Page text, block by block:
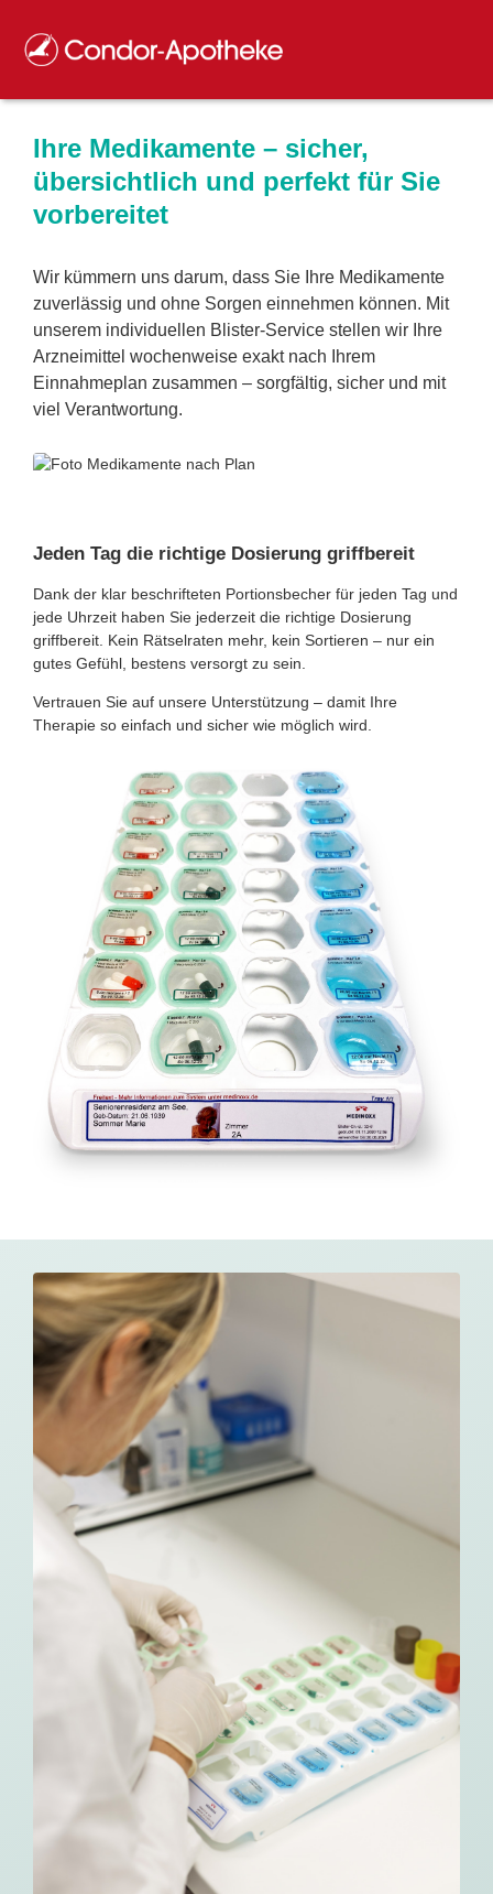
Ihre Medikamente – sicher,
übersichtlich und perfekt für Sie
vorbereitet
Wir kümmern uns darum, dass Sie Ihre Medikamente
zuverlässig und ohne Sorgen einnehmen können. Mit
unserem individuellen Blister-Service stellen wir Ihre
Arzneimittel wochenweise exakt nach Ihrem
Einnahmeplan zusammen – sorgfältig, sicher und mit
viel Verantwortung.
Jeden Tag die richtige Dosierung griffbereit
Dank der klar beschrifteten Portionsbecher für jeden Tag und
jede Uhrzeit haben Sie jederzeit die richtige Dosierung
griffbereit. Kein Rätselraten mehr, kein Sortieren – nur ein
gutes Gefühl, bestens versorgt zu sein.
Vertrauen Sie auf unsere Unterstützung – damit Ihre
Therapie so einfach und sicher wie möglich wird.